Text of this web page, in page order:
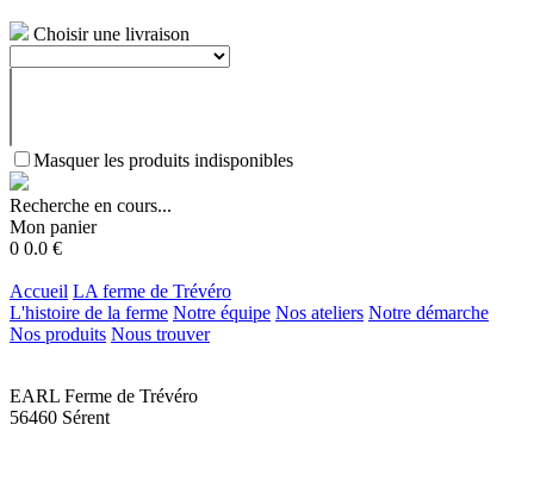
Choisir une livraison
Masquer les produits indisponibles
Recherche en cours...
Mon panier
0 0.0 €
Accueil LA ferme de Trévéro
L'histoire de la ferme Notre équipe Nos ateliers Notre démarche
Nos produits Nous trouver
EARL Ferme de Trévéro
56460 Sérent